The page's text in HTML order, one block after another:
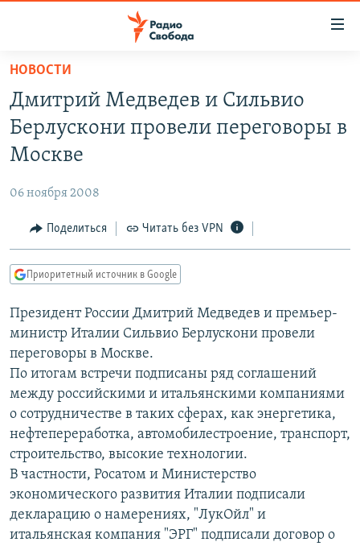
упрощенного
доступа
Вернуться
основному
Вернутся
Вернутся
поиску
ПОДКАСТЫ
АВТОРСКИЕ ПРОЕКТЫ
МНЕНИЯ
КУЛЬТУРА
КАВКАЗ.РЕАЛИИ
СЕВЕР.РЕАЛИИ
СИБИРЬ.РЕАЛИИ
РАСПИСАНИЕ ВЕЩАНИЯ
ПОДПИШИТЕСЬ НА РАССЫЛКУ
НОВОСТИ
Дмитрий Медведев и Сильвио
Берлускони провели переговоры в
Москве
06 ноября 2008
Поделиться Читать без VPN
Приоритетный источник в Google
Президент России Дмитрий Медведев и премьер-
министр Италии Сильвио Берлускони провели
переговоры в Москве.
По итогам встречи подписаны ряд соглашений
между российскими и итальянскими компаниями
о сотрудничестве в таких сферах, как энергетика,
нефтепереработка, автомобилестроение, транспорт,
строительство, высокие технологии.
В частности, Росатом и Министерство
экономического развития Италии подписали
декларацию о намерениях, "ЛукОйл" и
итальянская компания "ЭРГ" подписали договор о